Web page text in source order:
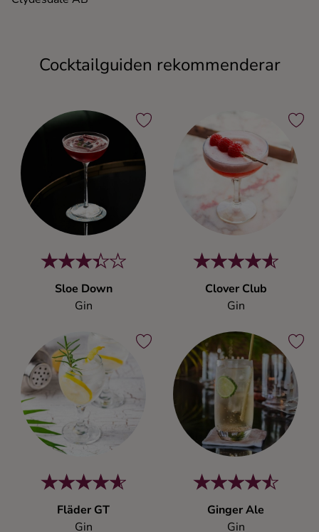
Cocktailguiden rekommenderar
Sloe Down
Gin
Clover Club
Gin
Fläder GT
Gin
Ginger Ale
Gin